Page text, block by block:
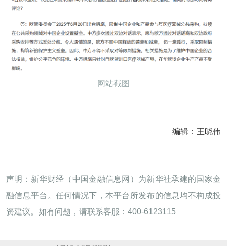
网站截图
编辑：王晓伟
声明：新华财经（中国金融信息网）为新华社承建的国家金
融信息平台。任何情况下，本平台所发布的信息均不构成投
资建议。如有问题，请联系客服：400-6123115